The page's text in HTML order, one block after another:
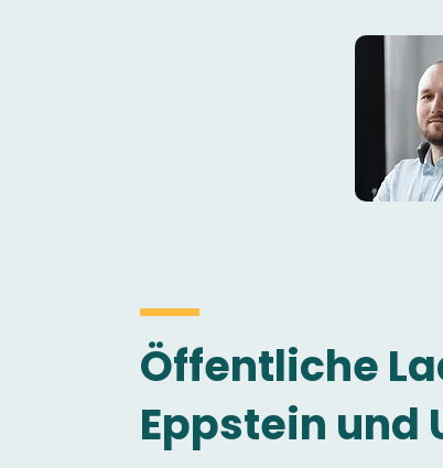
Öffentliche
Eppstein und